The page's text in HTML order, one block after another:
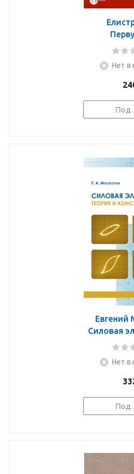
Нет в
Под
Евгений
Силовая
Нет в
Под